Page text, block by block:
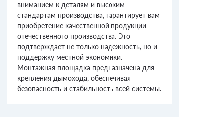
вниманием к деталям и высоким
стандартам производства, гарантирует вам
приобретение качественной продукции
отечественного производства. Это
подтверждает не только надежность, но и
поддержку местной экономики.
Монтажная площадка предназначена для
крепления дымохода, обеспечивая
безопасность и стабильность всей системы.